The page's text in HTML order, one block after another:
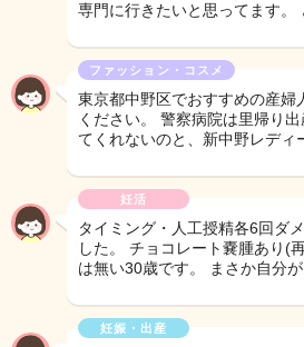
専門に行きたいと思ってます。
ファッション・コスメ
東京都中野区でおすすめの産婦
ください。 警察病院は里帰り
てくれないのと、新中野レディ
妊活
タイミング・人工授精各6回ダ
した。 チョコレート嚢腫あり(
は無い30歳です。 まさか自分
妊娠・出産